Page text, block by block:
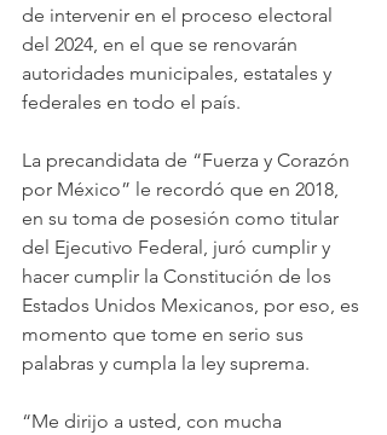
de intervenir en el proceso electoral
del 2024, en el que se renovarán
autoridades municipales, estatales y
federales en todo el país.
La precandidata de “Fuerza y Corazón
por México” le recordó que en 2018,
en su toma de posesión como titular
del Ejecutivo Federal, juró cumplir y
hacer cumplir la Constitución de los
Estados Unidos Mexicanos, por eso, es
momento que tome en serio sus
palabras y cumpla la ley suprema.
“Me dirijo a usted, con mucha